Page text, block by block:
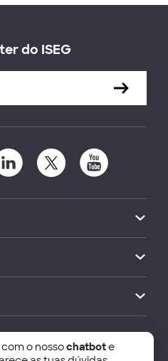
do ISEG
of Economics and
com o nossochatbote